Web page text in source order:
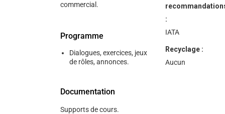
commercial.
Programme
Dialogues, exercices, jeux
de rôles, annonces.
Documentation
Supports de cours.
:
IATA
Recyclage :
Aucun